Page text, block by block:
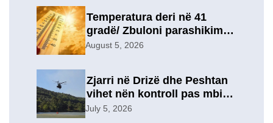
një lidhje të re?
Temperatura deri në 41
gradë/ Zbuloni parashikimin
e motit, për sot
August 5, 2026
Zjarri në Drizë dhe Peshtan
vihet nën kontroll pas mbi 9
orësh operacion, u
July 5, 2026